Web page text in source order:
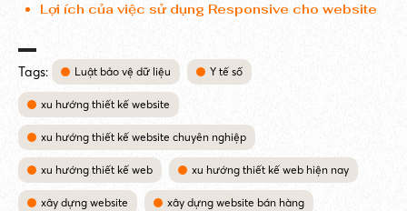
Lợi ích của việc sử dụng Responsive cho website
Tags: Luật bảo vệ dữ liệu Y tế số
xu hướng thiết kế website
xu hướng thiết kế website chuyên nghiệp
xu hướng thiết kế web xu hướng thiết kế web hiện nay
xây dựng website xây dựng website bán hàng